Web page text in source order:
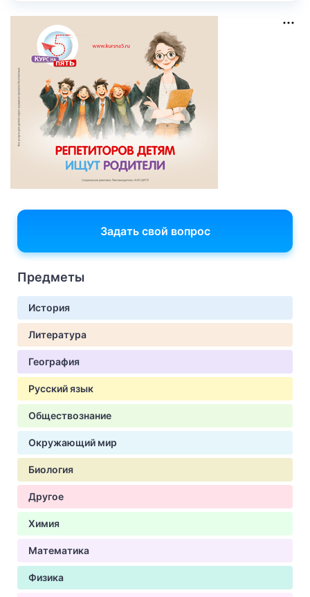
Задать свой вопрос
Предметы
История
Литература
География
Русский язык
Обществознание
Окружающий мир
Биология
Другое
Химия
Математика
Физика